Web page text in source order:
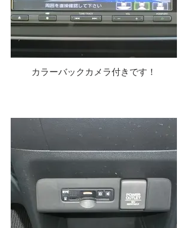
カラーバックカメラ付きです！